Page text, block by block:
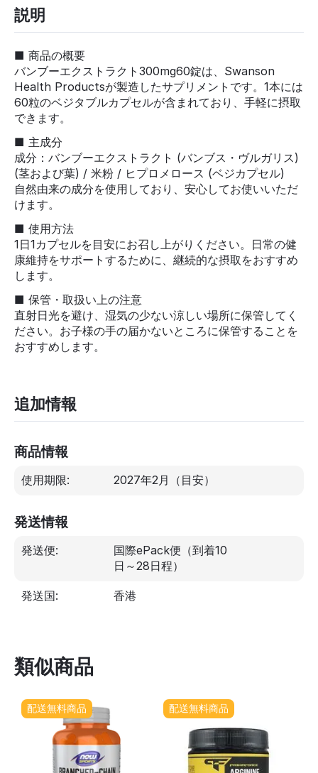
説明
■ 商品の概要
バンブーエクストラクト300mg60錠は、Swanson
Health Productsが製造したサプリメントです。1本には
60粒のベジタブルカプセルが含まれており、手軽に摂取
できます。
■ 主成分
成分：バンブーエクストラクト (バンブス・ヴルガリス)
(茎および葉) / 米粉 / ヒプロメロース (ベジカプセル)
自然由来の成分を使用しており、安心してお使いいただ
けます。
■ 使用方法
1日1カプセルを目安にお召し上がりください。日常の健
康維持をサポートするために、継続的な摂取をおすすめ
します。
■ 保管・取扱い上の注意
直射日光を避け、湿気の少ない涼しい場所に保管してく
ださい。お子様の手の届かないところに保管することを
おすすめします。
追加情報
商品情報
使用期限: 2027年2月 （目安）
発送情報
発送便:
国際ePack便（到着10
日～28日程）
発送国: 香港
類似商品
配送無料商品 配送無料商品